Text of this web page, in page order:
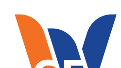
Inhalt
springen